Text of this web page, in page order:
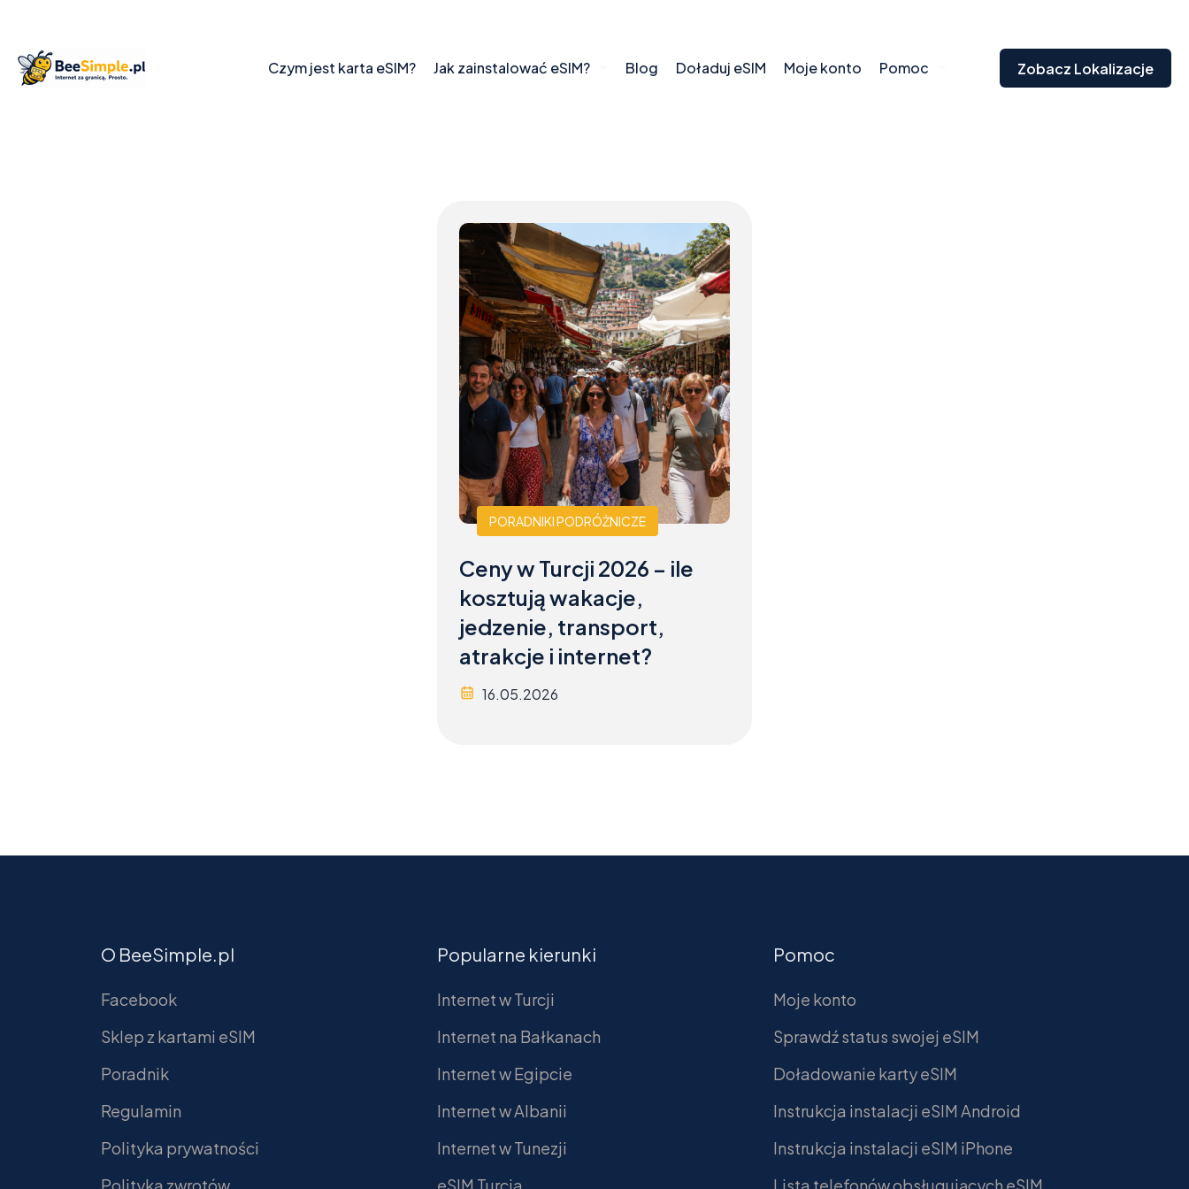
Czym jest karta eSIM? Jak zainstalować eSIM? Blog Doładuj eSIM Moje konto Pomoc Zobacz Lokalizacje
PORADNIKI PODRÓŻNICZE
Ceny w Turcji 2026 – ile
kosztują wakacje,
jedzenie, transport,
atrakcje i internet?
16.05.2026
O BeeSimple.pl
Facebook
Sklep z kartami eSIM
Poradnik
Regulamin
Polityka prywatności
Popularne kierunki
Internet w Turcji
Internet na Bałkanach
Internet w Egipcie
Internet w Albanii
Internet w Tunezji
Pomoc
Moje konto
Sprawdź status swojej eSIM
Doładowanie karty eSIM
Instrukcja instalacji eSIM Android
Instrukcja instalacji eSIM iPhone